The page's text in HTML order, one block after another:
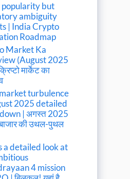
popularity but
ambiguity
| India Crypto
Roadmap
Market Ka
(August 2025
मार्केट का
turbulence
2025 detailed
| अगस्त 2025
की उथल-पुथल
a detailed look at
4 mission